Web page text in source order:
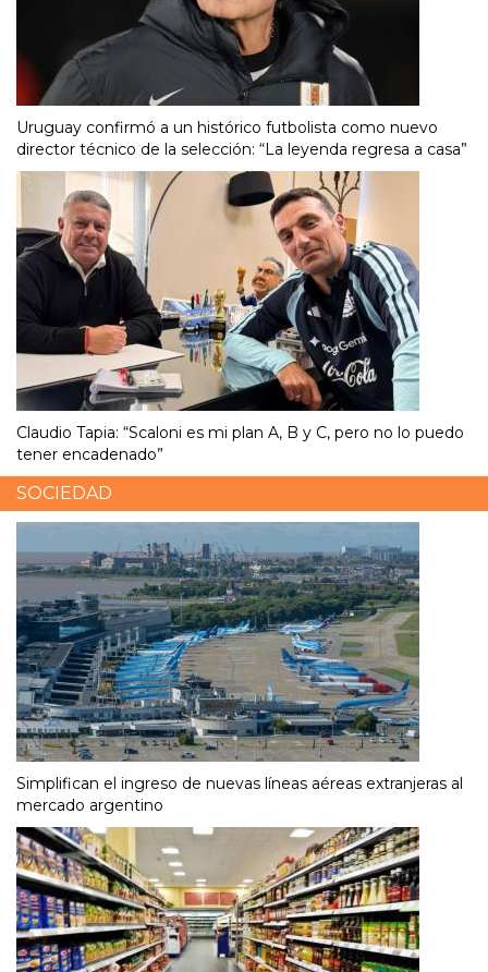
Uruguay confirmó a un histórico futbolista como nuevo
director técnico de la selección: “La leyenda regresa a casa”
Claudio Tapia: “Scaloni es mi plan A, B y C, pero no lo puedo
tener encadenado”
SOCIEDAD
Simplifican el ingreso de nuevas líneas aéreas extranjeras al
mercado argentino